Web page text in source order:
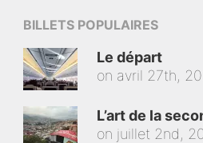
BILLETS POPULAIRES
Le départ
on avril 27th,
L’art de la
on juillet 2nd,